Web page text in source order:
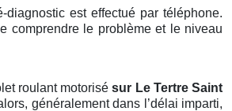
diagnostic est effectué par téléphone.
comprendre le problème et le niveau
roulant motorisésur Le Tertre Saint
généralement dans l’délai imparti,